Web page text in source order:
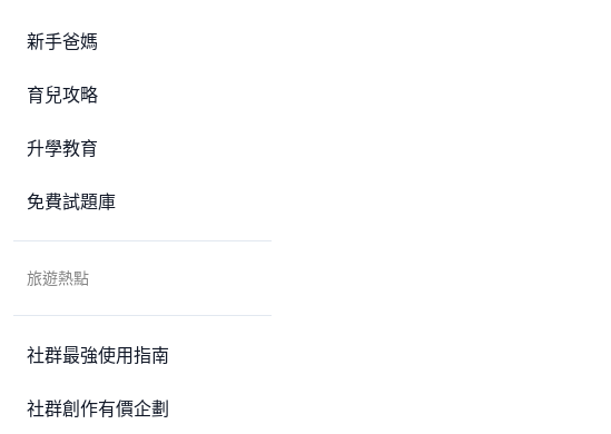
新手爸媽
育兒攻略
升學教育
免費試題庫
旅遊熱點
社群最強使用指南
社群創作有價企劃